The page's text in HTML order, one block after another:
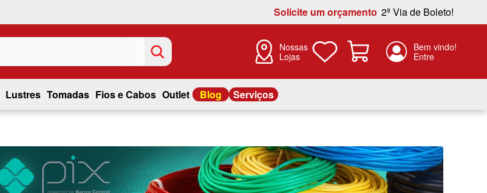
Solicite um orçamento 2ª Via de Boleto!
Nossas
Lojas
Lustres Tomadas Fios e Cabos Outlet Blog Serviços